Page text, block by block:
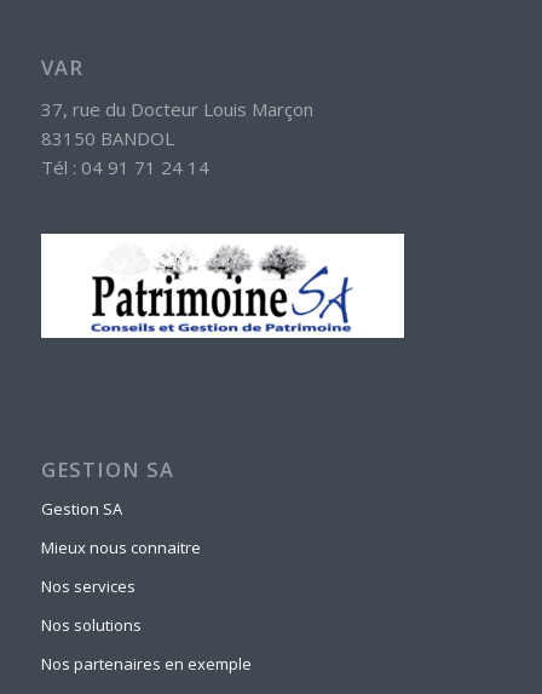
VAR
37, rue du Docteur Louis Marçon
83150 BANDOL
Tél : 04 91 71 24 14
GESTION SA
Gestion SA
Mieux nous connaitre
Nos services
Nos solutions
Nos partenaires en exemple